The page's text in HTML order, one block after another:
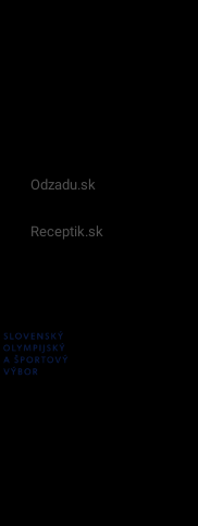
Odzadu.sk
Receptik.sk